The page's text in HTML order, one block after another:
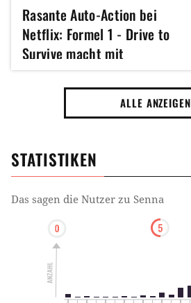
Rasante Auto-Action bei
Netflix: Formel 1 - Drive to
Survive macht mit
dramatischen Twists süchtig
ALLE ANZEIGEN
STATISTIKEN
Das sagen die Nutzer zu Senna